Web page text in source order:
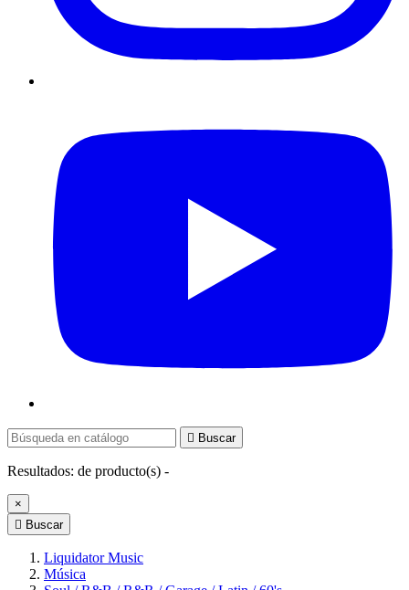
 Buscar
Resultados: de producto(s) -
×
 Buscar
Liquidator Music
Música